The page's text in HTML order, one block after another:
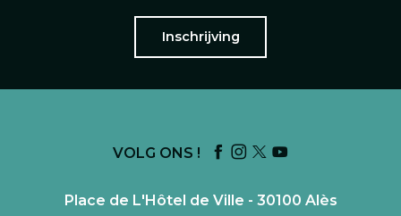
Inschrijving
VOLG ONS !
Place de L'Hôtel de Ville - 30100 Alès